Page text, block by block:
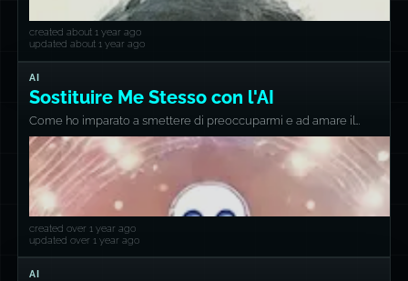
created about 1 year ago
updated about 1 year ago
AI
Sostituire Me Stesso con l'AI
Come ho imparato a smettere di preoccuparmi e ad amare il
GPT.
created over 1 year ago
updated over 1 year ago
AI